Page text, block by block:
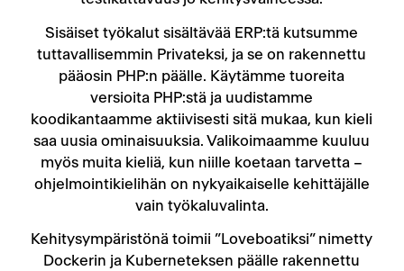
Sisäiset työkalut sisältävää ERP:tä kutsumme
tuttavallisemmin Privateksi, ja se on rakennettu
pääosin PHP:n päälle. Käytämme tuoreita
versioita PHP:stä ja uudistamme
koodikantaamme aktiivisesti sitä mukaa, kun kieli
saa uusia ominaisuuksia. Valikoimaamme kuuluu
myös muita kieliä, kun niille koetaan tarvetta –
ohjelmointikielihän on nykyaikaiselle kehittäjälle
vain työkaluvalinta.
Kehitysympäristönä toimii ”Loveboatiksi” nimetty
Dockerin ja Kuberneteksen päälle rakennettu